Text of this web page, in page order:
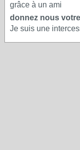
grâce à un ami
donnez nous
Je suis une